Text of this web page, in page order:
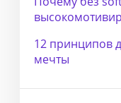
12 принципов
мечты